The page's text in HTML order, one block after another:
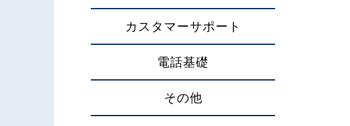
カスタマーサポート
電話基礎
その他